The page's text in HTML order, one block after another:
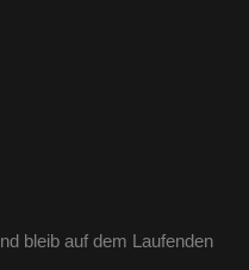
bleib auf dem Laufenden